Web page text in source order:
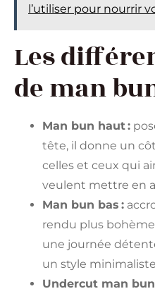
l’utiliser pour nourrir
Les
de man
Man bun haut :
tête, il donne un
celles et ceux qui
veulent mettre en
Man bun bas :
rendu plus
une journée
un style
Undercut man bun